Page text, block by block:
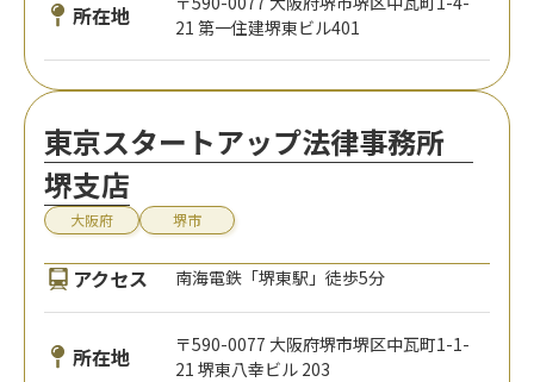
所在地
21 第一住建堺東ビル401
東京スタートアップ法律事務所
堺支店
大阪府 堺市
アクセス 南海電鉄「堺東駅」徒歩5分
所在地
〒590-0077 大阪府堺市堺区中瓦町1-1-
21 堺東八幸ビル 203